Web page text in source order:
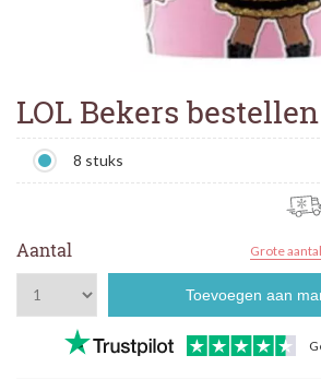
LOL Bekers bestellen
8 stuks
Aantal Grote
Toevoegen aan